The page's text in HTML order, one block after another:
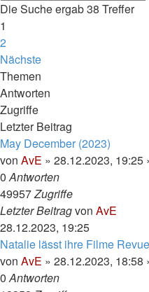
Die Suche ergab 38 Treffer
1
2
Nächste
Themen
Antworten
Zugriffe
Letzter Beitrag
May December (2023)
von AvE » 28.12.2023, 19:25
0Antworten
49957Zugriffe
Letzter Beitragvon AvE
28.12.2023, 19:25
Natalie lässt ihre Filme
von AvE » 28.12.2023, 18:58
0Antworten